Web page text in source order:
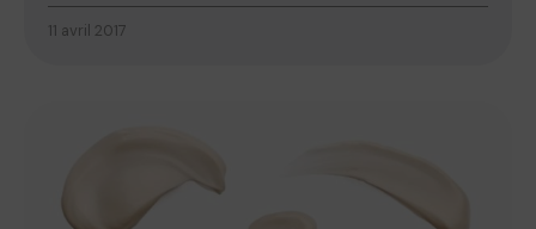
11 avril 2017